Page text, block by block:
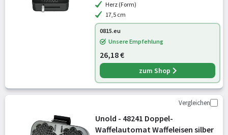
Herz (Form)
17,5 cm
0815.eu
Unsere Empfehlung
26,18 €
zum Shop
Vergleichen
Unold - 48241 Doppel-
Waffelautomat Waffeleisen silber